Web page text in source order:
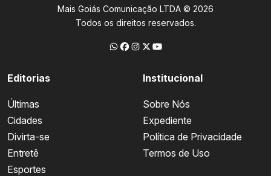
Mais Goiás Comunicação LTDA © 2026
Todos os direitos reservados.
Editorias
Últimas
Cidades
Divirta-se
Entretê
Esportes
Institucional
Sobre Nós
Expediente
Política de Privacidade
Termos de Uso